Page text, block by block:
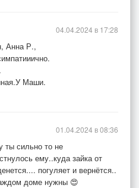
Анна Р.,
Маши.
04.04.2024 в 17:28
ты сильно то не
ему..куда зайка от
погуляет и вернётся..
доме нужны 😍
01.04.2024 в 08:36